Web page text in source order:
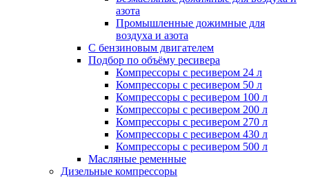
азота
Промышленные дожимные для
воздуха и азота
С бензиновым двигателем
Подбор по объёму ресивера
Компрессоры с ресивером 24 л
Компрессоры с ресивером 50 л
Компрессоры с ресивером 100 л
Компрессоры с ресивером 200 л
Компрессоры с ресивером 270 л
Компрессоры с ресивером 430 л
Компрессоры с ресивером 500 л
Масляные ременные
Дизельные компрессоры